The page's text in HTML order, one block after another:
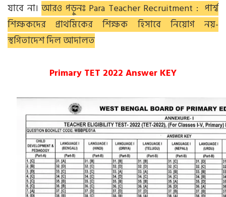
যাবে না।আরও পড়ুনঃ Para Teacher Recruitment : পার্শ্ব
শিক্ষকদের প্রাথমিকের শিক্ষক হিসাবে নিয়োগ নয়-
স্থগিতাদেশ দিল আদালত
Primary TET 2022 Answer KEY